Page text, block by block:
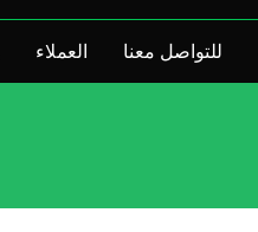
العملاء للتواصل معنا